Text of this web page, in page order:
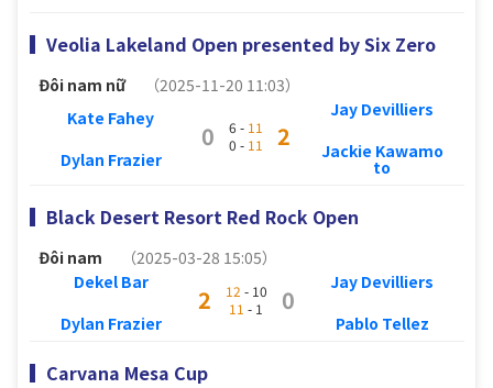
Veolia Lakeland Open presented by Six Zero
Đôi nam nữ
（2025-11-20 11:03）
Kate Fahey
Dylan Frazier
0 6 - 11
0 - 11 2
Jay Devilliers
Jackie Kawamo
to
Black Desert Resort Red Rock Open
Đôi nam
（2025-03-28 15:05）
Dekel Bar
Dylan Frazier
2 12 - 10
11 - 1 0
Jay Devilliers
Pablo Tellez
Carvana Mesa Cup